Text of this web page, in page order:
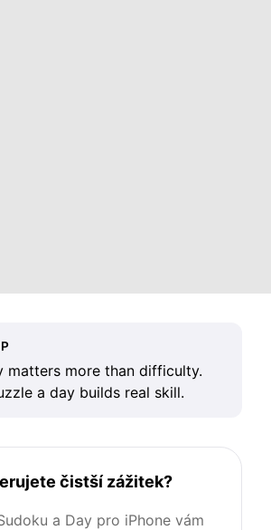
matters more than difficulty.
a day builds real skill.
čistší zážitek?
a Day pro iPhone vám